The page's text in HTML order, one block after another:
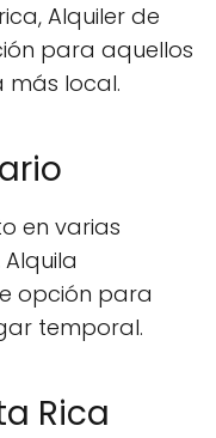
Alquiler de
para aquellos
más local.
en varias
opción para
temporal.
Rica